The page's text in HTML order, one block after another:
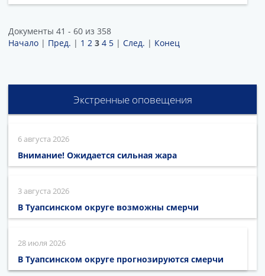
Документы 41 - 60 из 358
Начало | Пред. | 1 2 3 4 5 | След. | Конец
Экстренные оповещения
6 августа 2026
Внимание! Ожидается сильная жара
3 августа 2026
В Туапсинском округе возможны смерчи
28 июля 2026
В Туапсинском округе прогнозируются смерчи